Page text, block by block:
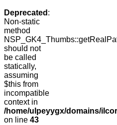
Deprecated :
Non-static
method
should not
be called
statically,
assuming
$this from
incompatible
context in
/home/ulpeyygx/domains/
on line 43